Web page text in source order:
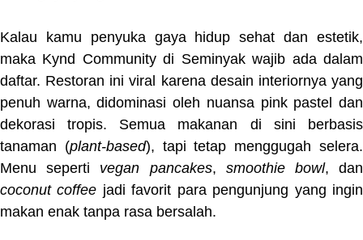
Kalau kamu penyuka gaya hidup sehat dan estetik,
maka Kynd Community di Seminyak wajib ada dalam
daftar. Restoran ini viral karena desain interiornya yang
penuh warna, didominasi oleh nuansa pink pastel dan
dekorasi tropis. Semua makanan di sini berbasis
tanaman (plant-based), tapi tetap menggugah selera.
Menu seperti vegan pancakes, smoothie bowl, dan
coconut coffee jadi favorit para pengunjung yang ingin
makan enak tanpa rasa bersalah.